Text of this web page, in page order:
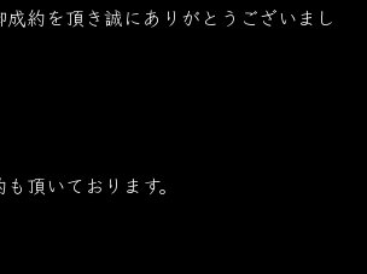
成約を頂き誠にありがとうございまし
頂いております。